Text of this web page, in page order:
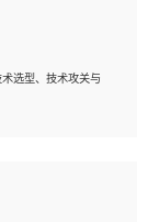
测试、调试流程跟
力和工作责任心
选型、技术攻关与